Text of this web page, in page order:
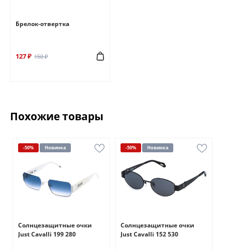
Брелок-отвертка
127 ₽ 150 ₽
Похожие товары
-50% Новинка
Солнцезащитные очки
Just Cavalli 199 280
-50% Новинка
Солнцезащитные очки
Just Cavalli 152 530